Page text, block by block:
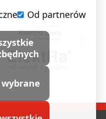
Od partnerów